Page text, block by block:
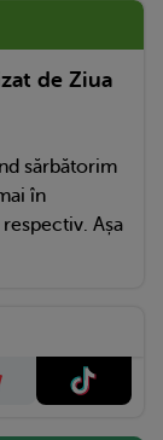
de Ziua
sărbătorim
în
Așa